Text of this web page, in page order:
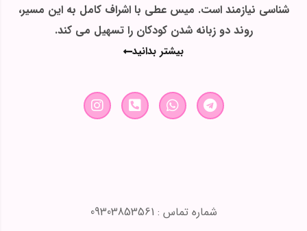
شناسی نیازمند است. میس عطی با اشراف کامل به این مسیر،
روند دو زبانه شدن کودکان را تسهیل می کند.
بیشتر بدانید
شماره تماس : 09303853561